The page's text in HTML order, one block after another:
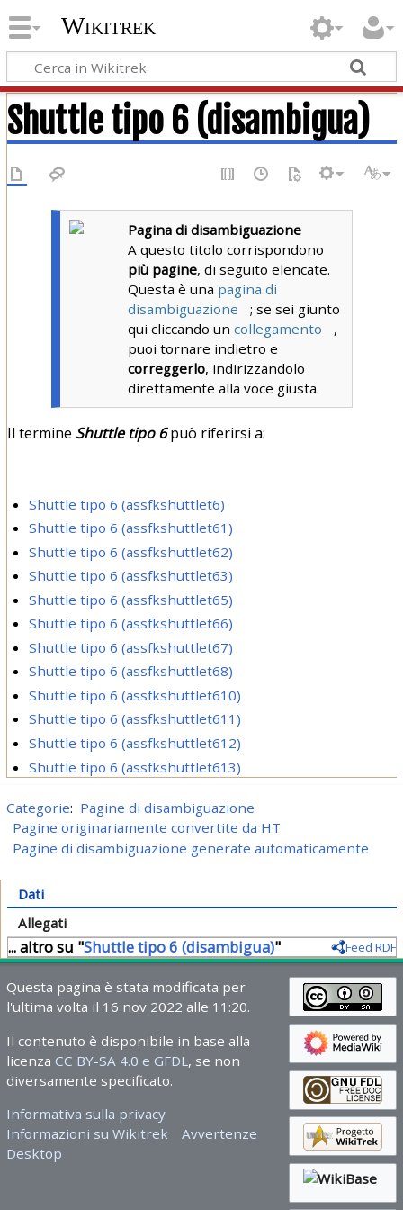
Wikitrek
Shuttle tipo 6 (disambigua)
Pagina di disambiguazione
A questo titolo corrispondono
più pagine, di seguito elencate.
Questa è una pagina di
disambiguazione
; se sei giunto
qui cliccando uncollegamento
,
puoi tornare indietro e
correggerlo, indirizzandolo
direttamente alla voce giusta.
Il termine Shuttle tipo 6può riferirsi a:
Shuttle tipo 6 (assfkshuttlet6)
Shuttle tipo 6 (assfkshuttlet61)
Shuttle tipo 6 (assfkshuttlet62)
Shuttle tipo 6 (assfkshuttlet63)
Shuttle tipo 6 (assfkshuttlet65)
Shuttle tipo 6 (assfkshuttlet66)
Shuttle tipo 6 (assfkshuttlet67)
Shuttle tipo 6 (assfkshuttlet68)
Shuttle tipo 6 (assfkshuttlet610)
Shuttle tipo 6 (assfkshuttlet611)
Shuttle tipo 6 (assfkshuttlet612)
Shuttle tipo 6 (assfkshuttlet613)
Categorie: Pagine di disambiguazione
Pagine originariamente convertite da HT
Pagine di disambiguazione generate automaticamente
Dati
Allegati
... altro su "Shuttle tipo 6 (disambigua)" Feed RDF
Questa pagina è stata modificata per
l'ultima volta il 16 nov 2022 alle 11:20.
Il contenuto è disponibile in base alla
licenza CC BY-SA 4.0 e GFDL , se non
diversamente specificato.
Informativa sulla privacy
Informazioni su Wikitrek
Avvertenze
Desktop